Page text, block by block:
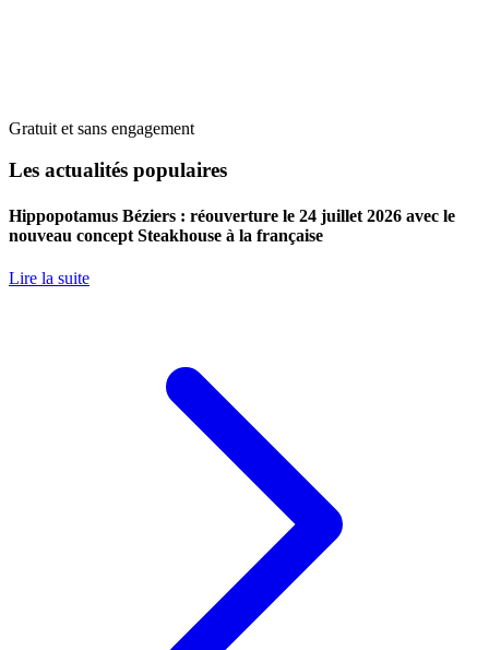
Gratuit et sans engagement
Les actualités populaires
Hippopotamus Béziers : réouverture le 24 juillet 2026 avec le
nouveau concept Steakhouse à la française
Lire la suite